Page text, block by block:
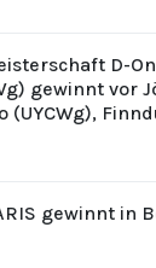
D-
gewinnt vor
(UYCWg),
gewinnt in